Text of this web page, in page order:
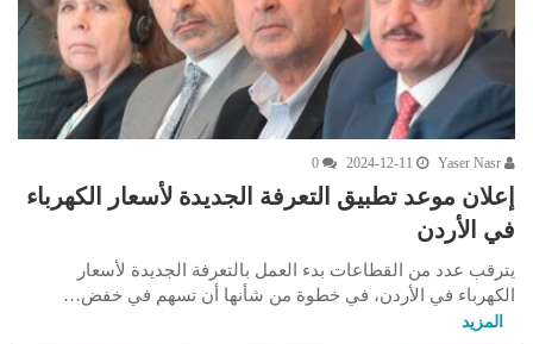
2024-12-11
0
إعلان موعد تطبيق التعرفة الجديدة لأسعار الكهرباء
في الأردن
يترقب عدد من القطاعات بدء العمل بالتعرفة الجديدة لأسعار
الكهرباء في الأردن، في خطوة من شأنها أن تسهم في خفض…
المزيد